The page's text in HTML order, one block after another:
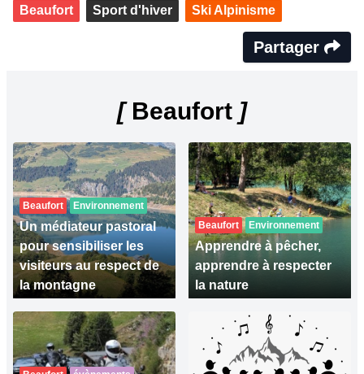
Beaufort Sport d'hiver Ski Alpinisme
Partager
[Beaufort ]
Beaufort Environnement
Un médiateur pastoral
pour sensibiliser les
visiteurs au respect de
la montagne
Beaufort Environnement
Apprendre à pêcher,
apprendre à respecter
la nature